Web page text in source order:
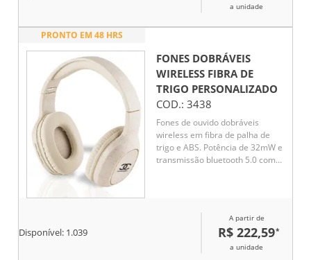
a unidade
PRONTO EM 48 HRS
FONES DOBRÁVEIS
WIRELESS FIBRA DE
TRIGO PERSONALIZADO
COD.: 3438
Fones de ouvido dobráveis
wireless em fibra de palha de
trigo e ABS. Potência de 32mW e
transmissão bluetooth 5.0 com
Disponível: 1.039
A partir de
R$ 222,59*
a unidade